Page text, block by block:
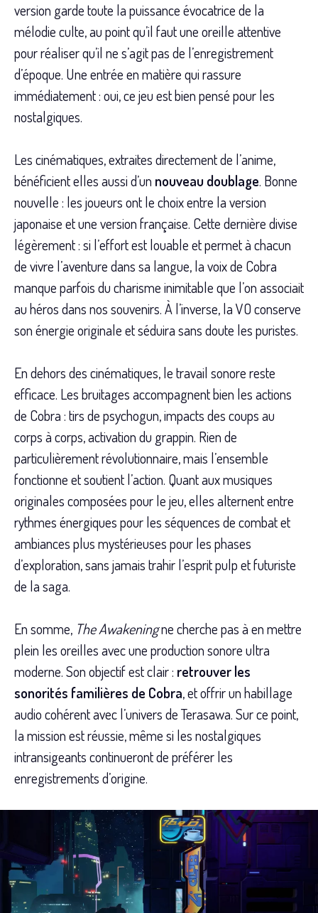
version garde toute la puissance évocatrice de la
mélodie culte, au point qu’il faut une oreille attentive
pour réaliser qu’il ne s’agit pas de l’enregistrement
d’époque. Une entrée en matière qui rassure
immédiatement : oui, ce jeu est bien pensé pour les
nostalgiques.
Les cinématiques, extraites directement de l’anime,
bénéficient elles aussi d’un nouveau doublage. Bonne
nouvelle : les joueurs ont le choix entre la version
japonaise et une version française. Cette dernière divise
légèrement : si l’effort est louable et permet à chacun
de vivre l’aventure dans sa langue, la voix de Cobra
manque parfois du charisme inimitable que l’on associait
au héros dans nos souvenirs. À l’inverse, la VO conserve
son énergie originale et séduira sans doute les puristes.
En dehors des cinématiques, le travail sonore reste
efficace. Les bruitages accompagnent bien les actions
de Cobra : tirs de psychogun, impacts des coups au
corps à corps, activation du grappin. Rien de
particulièrement révolutionnaire, mais l’ensemble
fonctionne et soutient l’action. Quant aux musiques
originales composées pour le jeu, elles alternent entre
rythmes énergiques pour les séquences de combat et
ambiances plus mystérieuses pour les phases
d’exploration, sans jamais trahir l’esprit pulp et futuriste
de la saga.
En somme, The Awakeningne cherche pas à en mettre
plein les oreilles avec une production sonore ultra
moderne. Son objectif est clair : retrouver les
sonorités familières de Cobra, et offrir un habillage
audio cohérent avec l’univers de Terasawa. Sur ce point,
la mission est réussie, même si les nostalgiques
intransigeants continueront de préférer les
enregistrements d’origine.